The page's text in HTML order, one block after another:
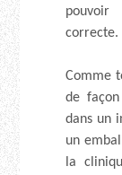
pouvoir
correcte.
Comme
de
dans un
un
la